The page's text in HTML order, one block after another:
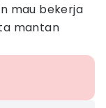
mau bekerja
mantan